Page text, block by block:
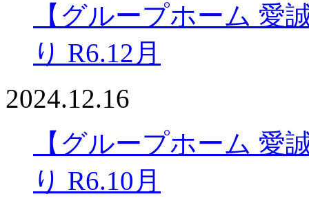
【グループホーム 愛
り R6.12月
2024.12.16
【グループホーム 愛
り R6.10月